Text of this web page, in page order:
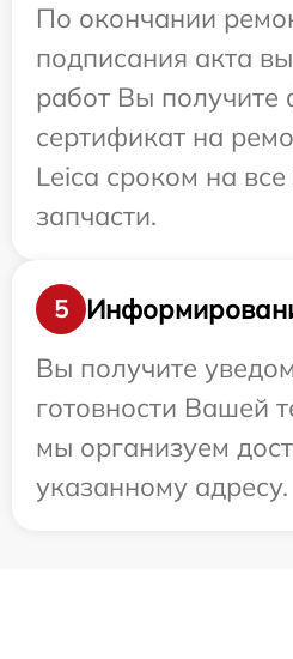
По окончании
подписания акта
работ Вы
сертификат на
Leica сроком на
запчасти.
5
Вы получите
готовности Вашей
мы организуем
указанному адресу.